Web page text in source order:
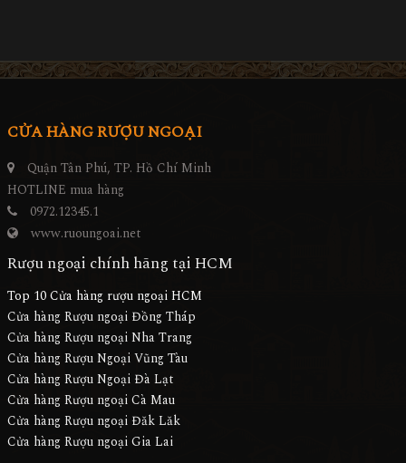
CỬA HÀNG RƯỢU NGOẠI
Quận Tân Phú, TP. Hồ Chí Minh
HOTLINE mua hàng
0972.12345.1
www.ruoungoai.net
Rượu ngoại chính hãng tại HCM
Top 10 Cửa hàng rượu ngoại HCM
Cửa hàng Rượu ngoại Đồng Tháp
Cửa hàng Rượu ngoại Nha Trang
Cửa hàng Rượu Ngoại Vũng Tàu
Cửa hàng Rượu Ngoại Đà Lạt
Cửa hàng Rượu ngoại Cà Mau
Cửa hàng Rượu ngoại Đăk Lăk
Cửa hàng Rượu ngoại Gia Lai